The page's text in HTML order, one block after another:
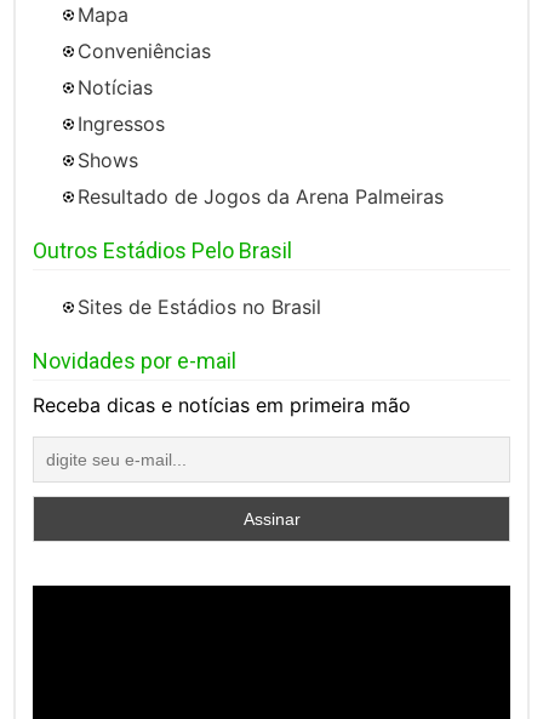
Mapa
Conveniências
Notícias
Ingressos
Shows
Resultado de Jogos da Arena Palmeiras
Outros Estádios Pelo Brasil
Sites de Estádios no Brasil
Novidades por e-mail
Receba dicas e notícias em primeira mão